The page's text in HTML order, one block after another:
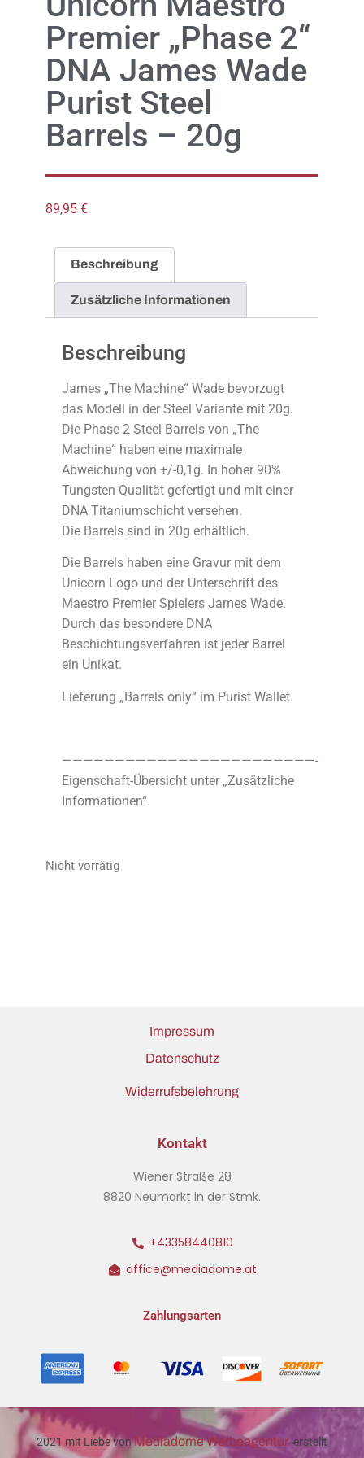
Premier „Phase 2“
DNA James Wade
Purist Steel
Barrels – 20g
89,95 €
Beschreibung
Zusätzliche Informationen
Beschreibung
James „The Machine“ Wade bevorzugt
das Modell in der Steel Variante mit 20g.
Die Phase 2 Steel Barrels von „The
Machine“ haben eine maximale
Abweichung von +/-0,1g. In hoher 90%
Tungsten Qualität gefertigt und mit einer
DNA Titaniumschicht versehen.
Die Barrels sind in 20g erhältlich.
Die Barrels haben eine Gravur mit dem
Unicorn Logo und der Unterschrift des
Maestro Premier Spielers James Wade.
Durch das besondere DNA
Beschichtungsverfahren ist jeder Barrel
ein Unikat.
Lieferung „Barrels only“ im Purist Wallet.
————————————————————————-
Eigenschaft-Übersicht unter „Zusätzliche
Informationen“.
Nicht vorrätig
Impressum
Datenschutz
Widerrufsbelehrung
Kontakt
Wiener Straße 28
8820 Neumarkt in der Stmk.
+43358440810
office@mediadome.at
Zahlungsarten
2021 mit Liebe vonMediadome Werbeagentur erstellt